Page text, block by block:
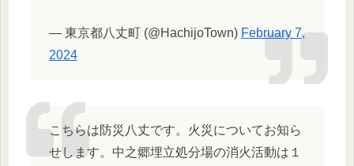
— 東京都八丈町 (@HachijoTown) February 7,
2024
こちらは防災八丈です。火災についてお知ら
せします。中之郷埋立処分場の消火活動は１